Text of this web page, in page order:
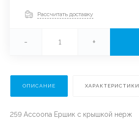
Рассчитать доставку
- +
ОПИСАНИЕ ХАРАКТЕРИСТИКИ
259 Accoona Ершик с крышкой нерж